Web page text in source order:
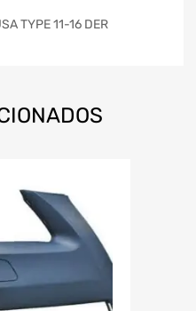
TYPE 11-16 DER